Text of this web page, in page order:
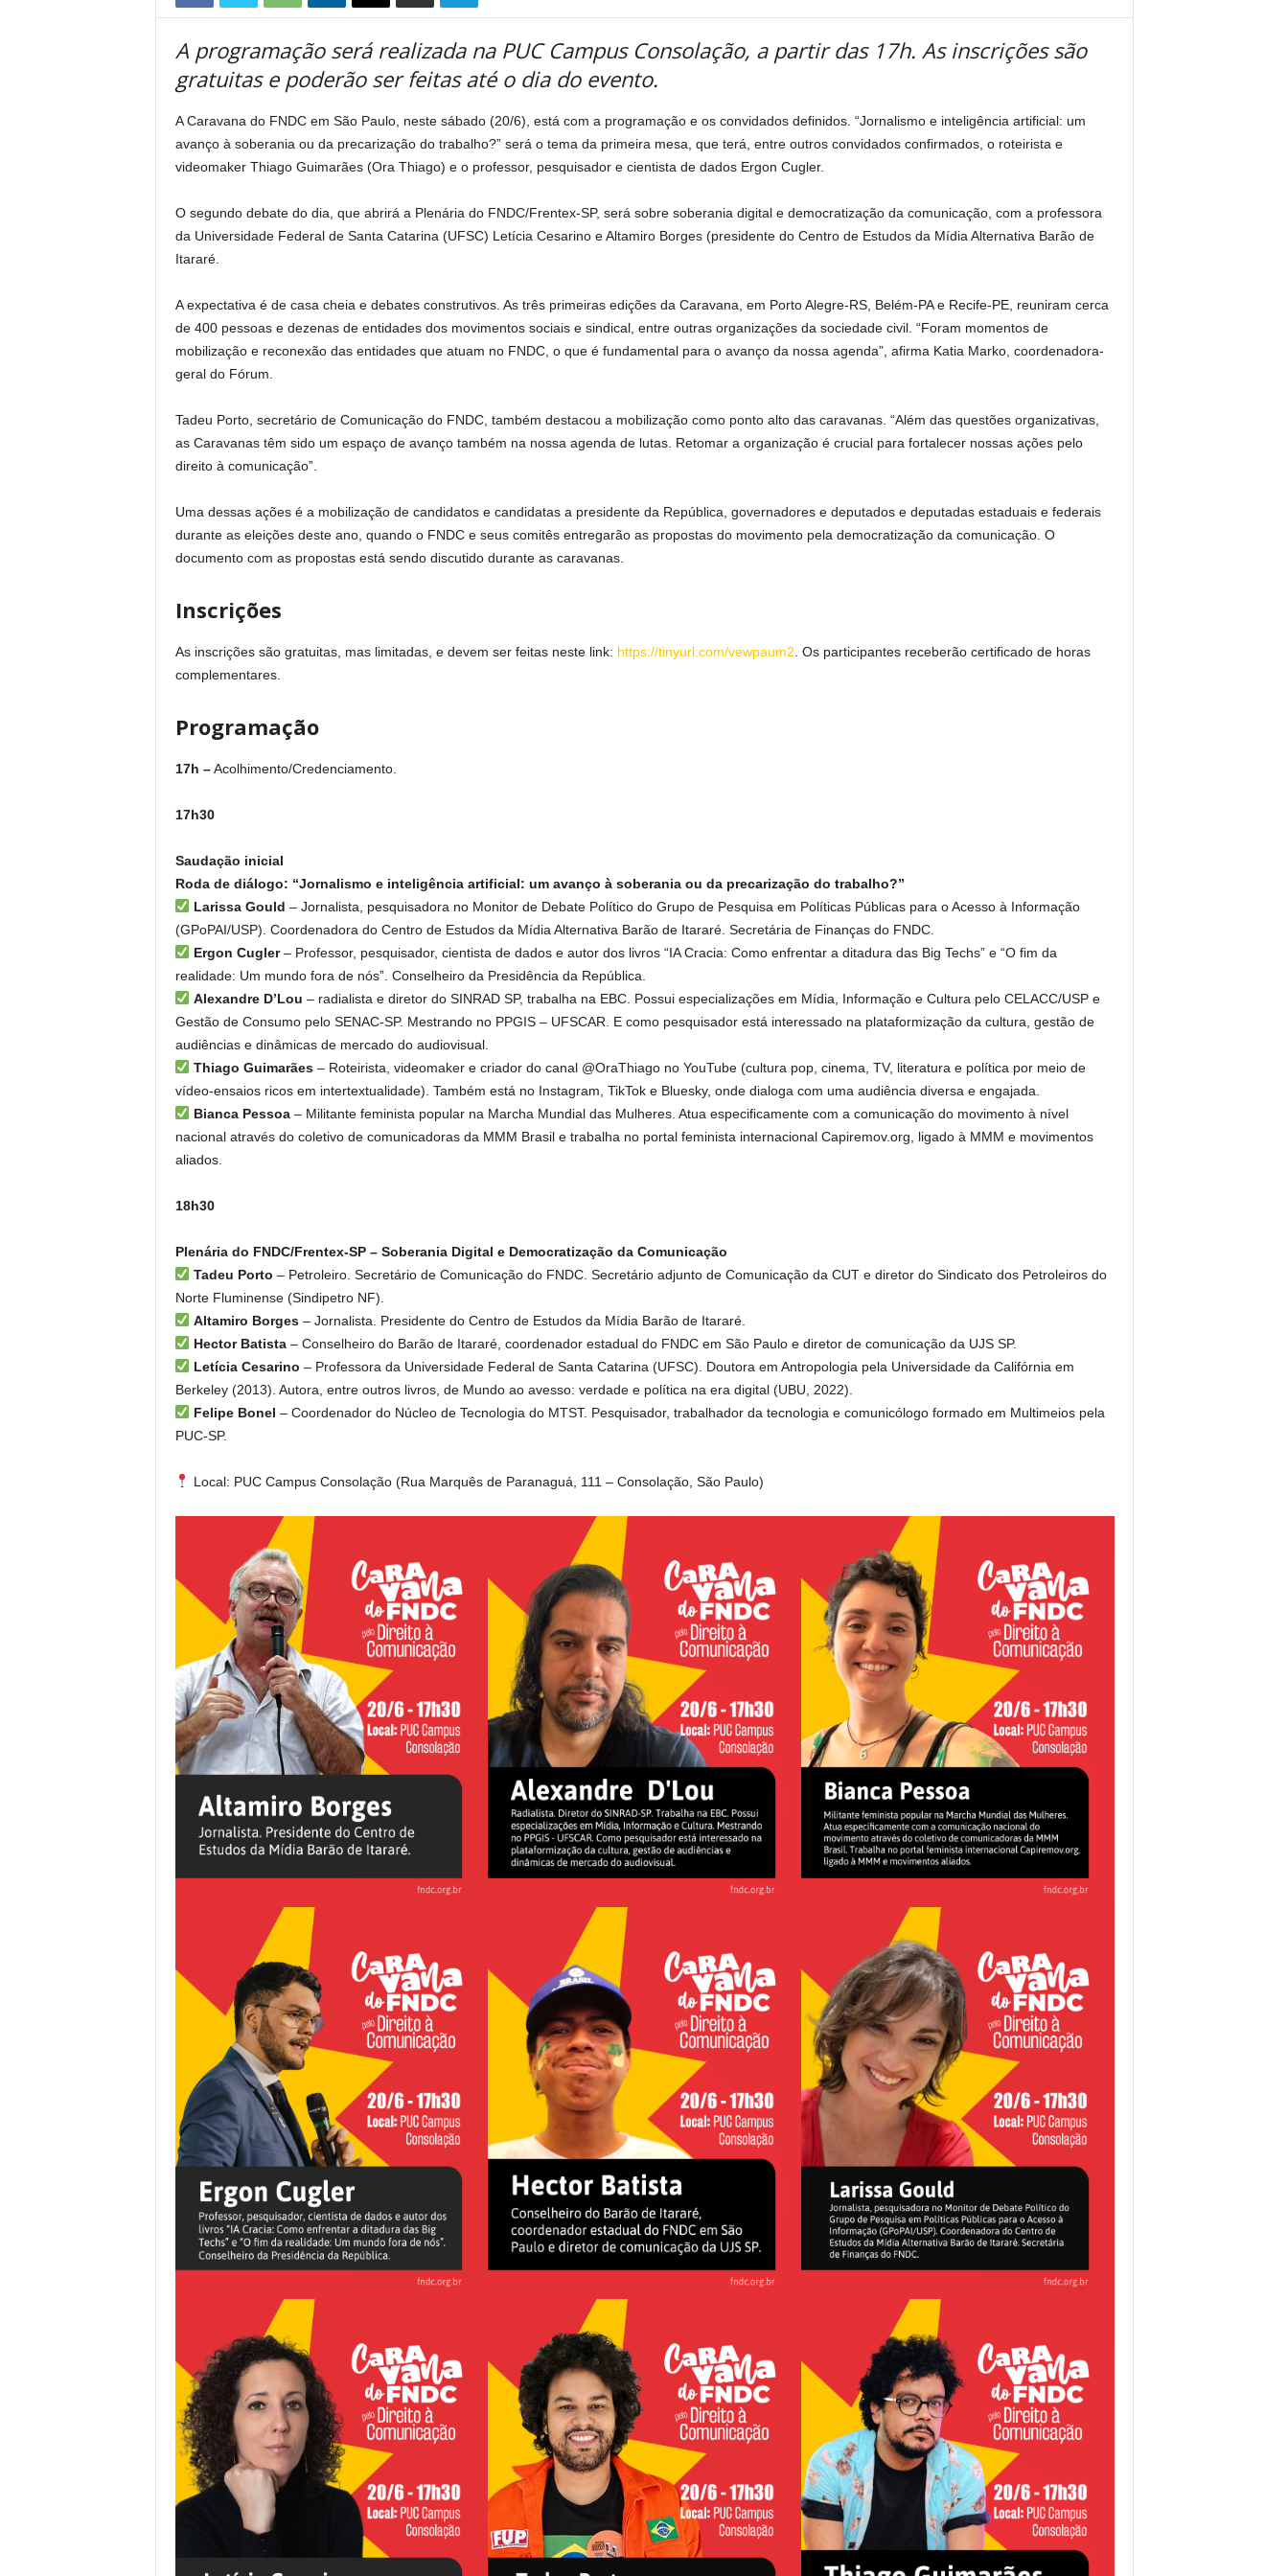
A programação será realizada na PUC Campus Consolação, a partir das 17h. As inscrições são
gratuitas e poderão ser feitas até o dia do evento.
A Caravana do FNDC em São Paulo, neste sábado (20/6), está com a programação e os convidados definidos. “Jornalismo e inteligência artificial: um
avanço à soberania ou da precarização do trabalho?” será o tema da primeira mesa, que terá, entre outros convidados confirmados, o roteirista e
videomaker Thiago Guimarães (Ora Thiago) e o professor, pesquisador e cientista de dados Ergon Cugler.
O segundo debate do dia, que abrirá a Plenária do FNDC/Frentex-SP, será sobre soberania digital e democratização da comunicação, com a professora
da Universidade Federal de Santa Catarina (UFSC) Letícia Cesarino e Altamiro Borges (presidente do Centro de Estudos da Mídia Alternativa Barão de
Itararé.
A expectativa é de casa cheia e debates construtivos. As três primeiras edições da Caravana, em Porto Alegre-RS, Belém-PA e Recife-PE, reuniram cerca
de 400 pessoas e dezenas de entidades dos movimentos sociais e sindical, entre outras organizações da sociedade civil. “Foram momentos de
mobilização e reconexão das entidades que atuam no FNDC, o que é fundamental para o avanço da nossa agenda”, afirma Katia Marko, coordenadora-
geral do Fórum.
Tadeu Porto, secretário de Comunicação do FNDC, também destacou a mobilização como ponto alto das caravanas. “Além das questões organizativas,
as Caravanas têm sido um espaço de avanço também na nossa agenda de lutas. Retomar a organização é crucial para fortalecer nossas ações pelo
direito à comunicação”.
Uma dessas ações é a mobilização de candidatos e candidatas a presidente da República, governadores e deputados e deputadas estaduais e federais
durante as eleições deste ano, quando o FNDC e seus comitês entregarão as propostas do movimento pela democratização da comunicação. O
documento com as propostas está sendo discutido durante as caravanas.
Inscrições
As inscrições são gratuitas, mas limitadas, e devem ser feitas neste link: https://tinyurl.com/vewpaum2 . Os participantes receberão certificado de horas
complementares.
Programação
17h –Acolhimento/Credenciamento.
17h30
Saudação inicial
Roda de diálogo: “Jornalismo e inteligência artificial: um avanço à soberania ou da precarização do trabalho?”
Larissa Gould – Jornalista, pesquisadora no Monitor de Debate Político do Grupo de Pesquisa em Políticas Públicas para o Acesso à Informação
(GPoPAI/USP). Coordenadora do Centro de Estudos da Mídia Alternativa Barão de Itararé. Secretária de Finanças do FNDC.
⁠Ergon Cugler– Professor, pesquisador, cientista de dados e autor dos livros “IA Cracia: Como enfrentar a ditadura das Big Techs” e “O fim da
realidade: Um mundo fora de nós”. Conselheiro da Presidência da República.
Alexandre D’Lou – radialista e diretor do SINRAD SP, trabalha na EBC. Possui especializações em Mídia, Informação e Cultura pelo CELACC/USP e
Gestão de Consumo pelo SENAC-SP. Mestrando no PPGIS – UFSCAR. E como pesquisador está interessado na plataformização da cultura, gestão de
audiências e dinâmicas de mercado do audiovisual.
Thiago Guimarães – Roteirista, videomaker e criador do canal @OraThiago no YouTube (cultura pop, cinema, TV, literatura e política por meio de
vídeo-ensaios ricos em intertextualidade). Também está no Instagram, TikTok e Bluesky, onde dialoga com uma audiência diversa e engajada.
Bianca Pessoa – Militante feminista popular na Marcha Mundial das Mulheres. Atua especificamente com a comunicação do movimento à nível
nacional através do coletivo de comunicadoras da MMM Brasil e trabalha no portal feminista internacional Capiremov.org, ligado à MMM e movimentos
aliados.
18h30
Plenária do FNDC/Frentex-SP – Soberania Digital e Democratização da Comunicação
Tadeu Porto – Petroleiro. Secretário de Comunicação do FNDC. Secretário adjunto de Comunicação da CUT e diretor do Sindicato dos Petroleiros do
Norte Fluminense (Sindipetro NF).
Altamiro Borges – Jornalista. Presidente do Centro de Estudos da Mídia Barão de Itararé.
Hector Batista – Conselheiro do Barão de Itararé, coordenador estadual do FNDC em São Paulo e diretor de comunicação da UJS SP.
Letícia Cesarino – Professora da Universidade Federal de Santa Catarina (UFSC). Doutora em Antropologia pela Universidade da Califórnia em
Berkeley (2013). Autora, entre outros livros, de Mundo ao avesso: verdade e política na era digital (UBU, 2022).
Felipe Bonel – Coordenador do Núcleo de Tecnologia do MTST. Pesquisador, trabalhador da tecnologia e comunicólogo formado em Multimeios pela
PUC-SP.
Local: PUC Campus Consolação (Rua Marquês de Paranaguá, 111 – Consolação, São Paulo)